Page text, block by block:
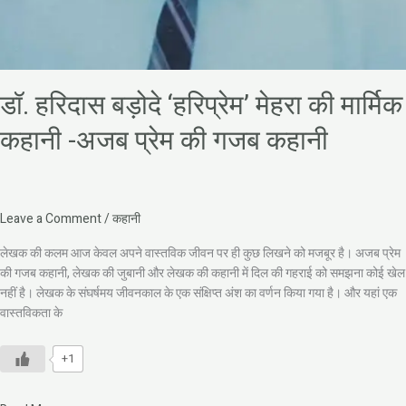
डॉ. हरिदास बड़ोदे ‘हरिप्रेम’ मेहरा की मार्मिक
कहानी -अजब प्रेम की गजब कहानी
Leave a Comment/कहानी
लेखक की कलम आज केवल अपने वास्तविक जीवन पर ही कुछ लिखने को मजबूर है। अजब प्रेम
की गजब कहानी, लेखक की जुबानी और लेखक की कहानी में दिल की गहराई को समझना कोई खेल
नहीं है। लेखक के संघर्षमय जीवनकाल के एक संक्षिप्त अंश का वर्णन किया गया है। और यहां एक
वास्तविकता के
+1